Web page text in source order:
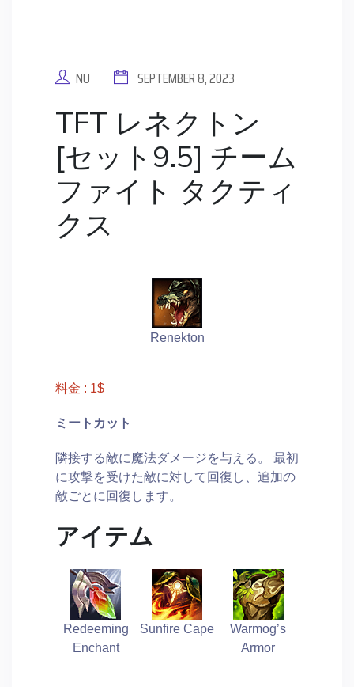
NU SEPTEMBER 8, 2023
TFT レネクトン
[セット9.5] チーム
ファイト タクティ
クス
Renekton
料金 : 1$
ミートカット
隣接する敵に魔法ダメージを与える。 最初
に攻撃を受けた敵に対して回復し、追加の
敵ごとに回復します。
アイテム
Redeeming
Enchant
Sunfire Cape
Warmog’s
Armor